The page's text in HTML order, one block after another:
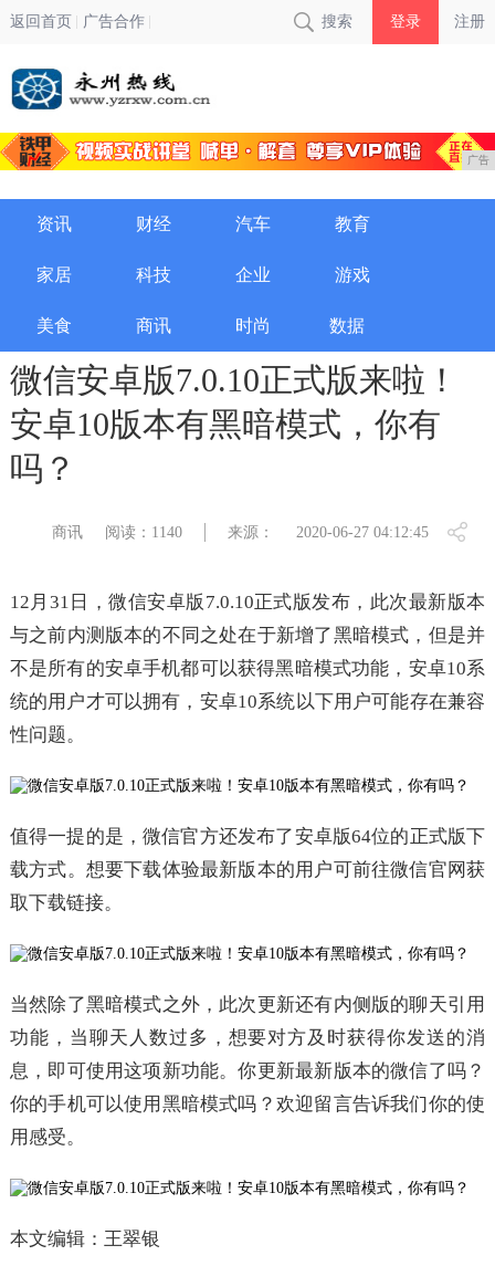
返回首页 广告合作 搜索 登录 注册
广告
资讯 财经 汽车 教育
家居 科技 企业 游戏
美食 商讯 时尚 数据
微信安卓版7.0.10正式版来啦！
安卓10版本有黑暗模式，你有
吗？
商讯 阅读：1140 来源： 2020-06-27 04:12:45
12月31日，微信安卓版7.0.10正式版发布，此次最新版本
与之前内测版本的不同之处在于新增了黑暗模式，但是并
不是所有的安卓手机都可以获得黑暗模式功能，安卓10系
统的用户才可以拥有，安卓10系统以下用户可能存在兼容
性问题。
值得一提的是，微信官方还发布了安卓版64位的正式版下
载方式。想要下载体验最新版本的用户可前往微信官网获
取下载链接。
当然除了黑暗模式之外，此次更新还有内侧版的聊天引用
功能，当聊天人数过多，想要对方及时获得你发送的消
息，即可使用这项新功能。你更新最新版本的微信了吗？
你的手机可以使用黑暗模式吗？欢迎留言告诉我们你的使
用感受。
本文编辑：王翠银